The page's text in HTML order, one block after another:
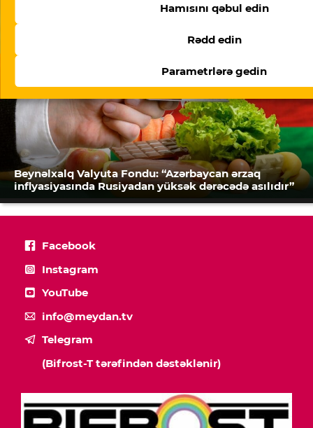
Hamısını qəbul edin
Rədd edin
Parametrlərə gedin
Beynəlxalq Valyuta Fondu: “Azərbaycan ərzaq
inflyasiyasında Rusiyadan yüksək dərəcədə asılıdır”
Facebook
Instagram
YouTube
info@meydan.tv
Telegram
(Bifrost-T tərəfindən dəstəklənir)